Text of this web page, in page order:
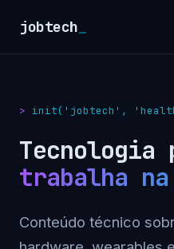
jobtech_
init('jobtech',
Tecnologia
trabalha
Conteúdo técnico